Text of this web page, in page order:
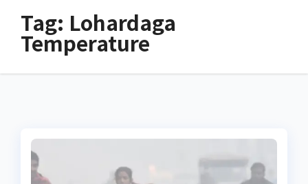
Tag: Lohardaga
Temperature